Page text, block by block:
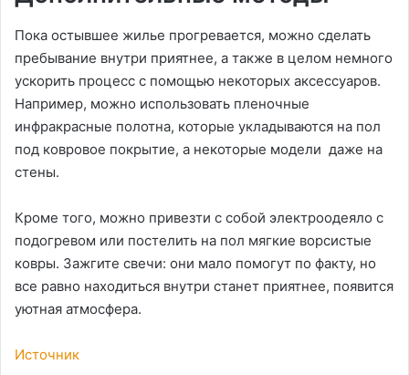
Пока остывшее жилье прогревается, можно сделать
пребывание внутри приятнее, а также в целом немного
ускорить процесс с помощью некоторых аксессуаров.
Например, можно использовать пленочные
инфракрасные полотна, которые укладываются на пол
под ковровое покрытие, а некоторые модели даже на
стены.
Кроме того, можно привезти с собой электроодеяло с
подогревом или постелить на пол мягкие ворсистые
ковры. Зажгите свечи: они мало помогут по факту, но
все равно находиться внутри станет приятнее, появится
уютная атмосфера.
Источник